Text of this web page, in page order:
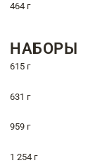
464 г
НАБОРЫ
615 г
631 г
959 г
1 254 г